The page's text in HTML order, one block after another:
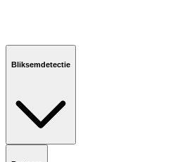
Bliksemdetectie